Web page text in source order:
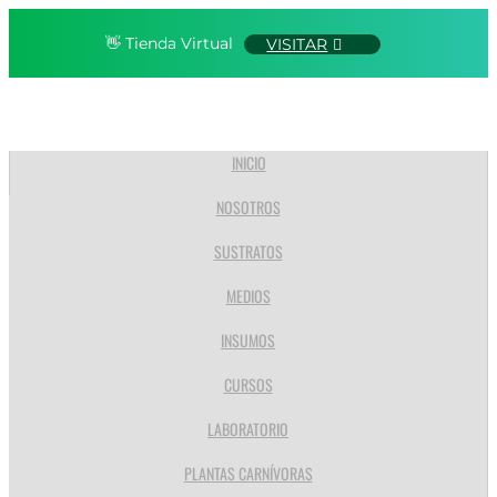
👋 Tienda Virtual VISITAR
INICIO
NOSOTROS
SUSTRATOS
MEDIOS
INSUMOS
CURSOS
LABORATORIO
PLANTAS CARNÍVORAS